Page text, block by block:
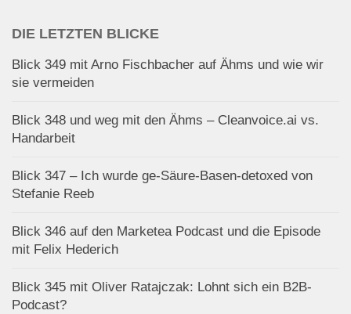
DIE LETZTEN BLICKE
Blick 349 mit Arno Fischbacher auf Ähms und wie wir
sie vermeiden
Blick 348 und weg mit den Ähms – Cleanvoice.ai vs.
Handarbeit
Blick 347 – Ich wurde ge-Säure-Basen-detoxed von
Stefanie Reeb
Blick 346 auf den Marketea Podcast und die Episode
mit Felix Hederich
Blick 345 mit Oliver Ratajczak: Lohnt sich ein B2B-
Podcast?